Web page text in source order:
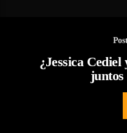
¿Jessica
juntos